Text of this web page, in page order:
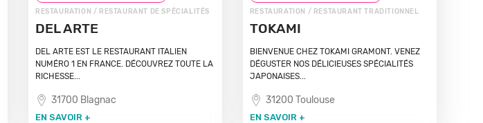
RESTAURATION / RESTAURANT DE SPÉCIALITÉS
DEL ARTE
DEL ARTE EST LE RESTAURANT ITALIEN
NUMÉRO 1 EN FRANCE. DÉCOUVREZ TOUTE LA
RICHESSE...
31700 Blagnac
EN SAVOIR +
RESTAURATION / RESTAURANT TRADITIONNEL
TOKAMI
BIENVENUE CHEZ TOKAMI GRAMONT. VENEZ
DÉGUSTER NOS DÉLICIEUSES SPÉCIALITÉS
JAPONAISES...
31200 Toulouse
EN SAVOIR +